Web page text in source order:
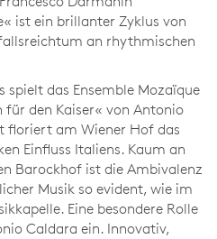
ist ein brillanter Zyklus von
an rhythmischen
spielt das Ensemble Mozaïque
für den Kaiser« von Antonio
floriert am Wiener Hof das
Einfluss Italiens. Kaum an
Barockhof ist die Ambivalenz
Musik so evident, wie im
Eine besondere Rolle
Caldara ein. Innovativ,